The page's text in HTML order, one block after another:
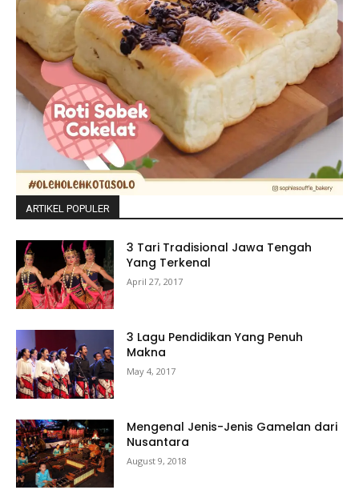
ARTIKEL POPULER
3 Tari Tradisional Jawa Tengah
Yang Terkenal
April 27, 2017
3 Lagu Pendidikan Yang Penuh
Makna
May 4, 2017
Mengenal Jenis-Jenis Gamelan dari
Nusantara
August 9, 2018